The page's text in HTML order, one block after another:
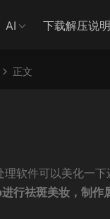
AI 下载解压说明
正文
软件可以美化一
行祛斑美妆，制作